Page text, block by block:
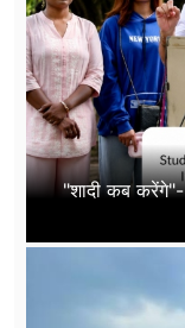
"शादी कब